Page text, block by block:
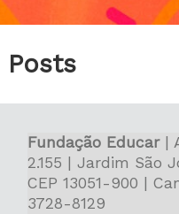
Posts
Fundação Educar|
2.155 | Jardim São
CEP 13051-900 |
3728-8129